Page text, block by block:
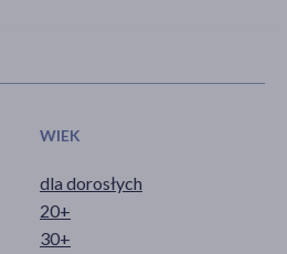
WIEK
dla dorosłych
20+
30+